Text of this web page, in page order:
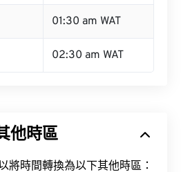
01:30 am WAT
02:30 am WAT
他時區
將時間轉換為以下其他時區：